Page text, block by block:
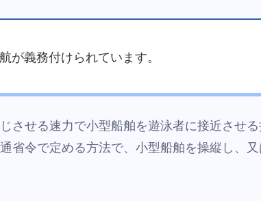
が義務付けられています。
させる速力で小型船舶を遊泳者に接近させ
省令で定める方法で、小型船舶を操縦し、